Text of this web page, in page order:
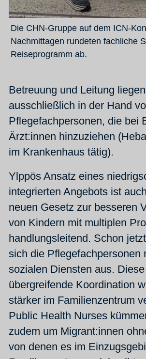
Die CHN-Gruppe auf dem ICN-
Nachmittagen rundeten fachliche
Reiseprogramm ab.
Betreuung und Leitung
ausschließlich in der Hand
Pflegefachpersonen, die bei
Ärzt:innen hinzuziehen
im Krankenhaus tätig).
Ylppös Ansatz eines
integrierten Angebots ist
neuen Gesetz zur besseren
von Kindern mit multiplen
handlungsleitend. Schon
sich die Pflegefachpersonen
sozialen Diensten aus. Diese
übergreifende Koordination
stärker im Familienzentrum
Public Health Nurses
zudem um Migrant:innen
von denen es im